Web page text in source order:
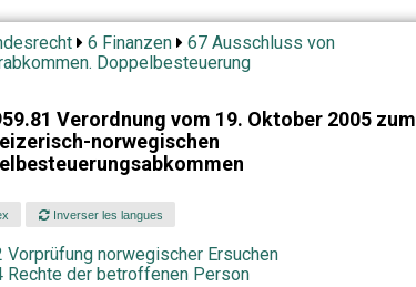
6 Finanzen
67 Ausschluss von
Doppelbesteuerung
Verordnung vom 19. Oktober 2005 zum
norwegischen
Inverser les langues
Vorprüfung norwegischer Ersuchen
Rechte der betroffenen Person